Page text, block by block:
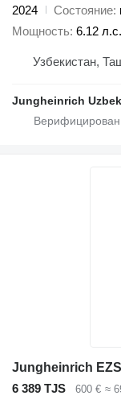
2024
Состояние
Мощность 6.12
Узбекистан,
Jungheinrich
Jungheinrich
6 389 TJS
600 € ≈